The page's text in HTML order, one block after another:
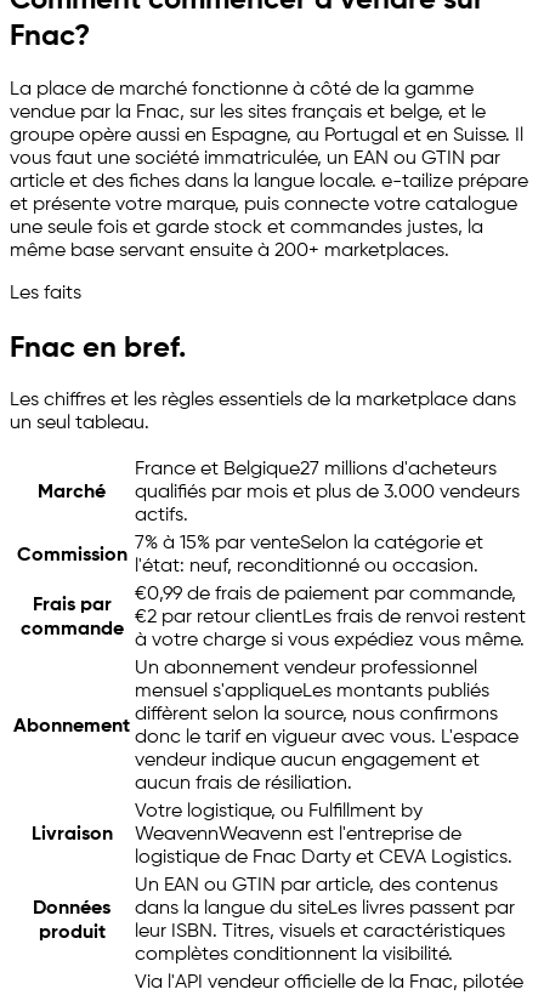
Fnac?
La place de marché fonctionne à côté de la gamme
vendue par la Fnac, sur les sites français et belge, et le
groupe opère aussi en Espagne, au Portugal et en Suisse. Il
vous faut une société immatriculée, un EAN ou GTIN par
article et des fiches dans la langue locale. e-tailize prépare
et présente votre marque, puis connecte votre catalogue
une seule fois et garde stock et commandes justes, la
même base servant ensuite à 200+ marketplaces.
Les faits
Fnac en bref.
Les chiffres et les règles essentiels de la marketplace dans
un seul tableau.
Marché
France et Belgique27 millions d'acheteurs
qualifiés par mois et plus de 3.000 vendeurs
actifs.
Commission
7% à 15% par venteSelon la catégorie et
l'état: neuf, reconditionné ou occasion.
Frais par
commande
€0,99 de frais de paiement par commande,
€2 par retour clientLes frais de renvoi restent
à votre charge si vous expédiez vous même.
Abonnement
Un abonnement vendeur professionnel
mensuel s'appliqueLes montants publiés
diffèrent selon la source, nous confirmons
donc le tarif en vigueur avec vous. L'espace
vendeur indique aucun engagement et
aucun frais de résiliation.
Livraison
Votre logistique, ou Fulfillment by
WeavennWeavenn est l'entreprise de
logistique de Fnac Darty et CEVA Logistics.
Données
produit
Un EAN ou GTIN par article, des contenus
dans la langue du siteLes livres passent par
leur ISBN. Titres, visuels et caractéristiques
complètes conditionnent la visibilité.
Via l'API vendeur officielle de la Fnac, pilotée